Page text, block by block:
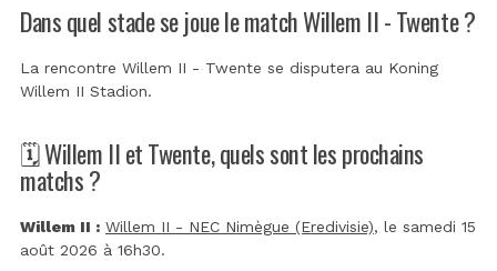
Dans quel stade se joue le match Willem II - Twente ?
La rencontre Willem II - Twente se disputera au Koning
Willem II Stadion.
🗓️ Willem II et Twente, quels sont les prochains
matchs ?
Willem II : Willem II - NEC Nimègue (Eredivisie), le samedi 15
août 2026 à 16h30.